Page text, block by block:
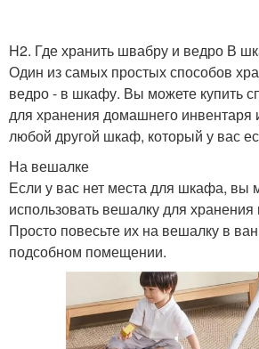
H2. Где хранить швабру и ведро В
Один из самых простых способов
ведро - в шкафу. Вы можете купить
для хранения домашнего инвентаря
любой другой шкаф, который у вас
На вешалке
Если у вас нет места для шкафа, вы
использовать вешалку для
Просто повесьте их на вешалку в
подсобном помещении.